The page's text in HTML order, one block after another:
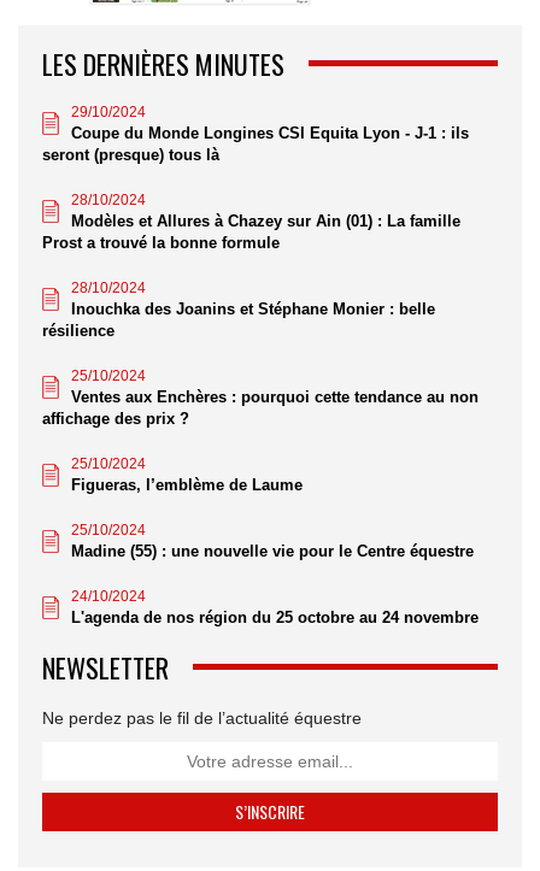
LES DERNIÈRES MINUTES
29/10/2024
Coupe du Monde Longines CSI Equita Lyon - J-1 : ils
seront (presque) tous là
28/10/2024
Modèles et Allures à Chazey sur Ain (01) : La famille
Prost a trouvé la bonne formule
28/10/2024
Inouchka des Joanins et Stéphane Monier : belle
résilience
25/10/2024
Ventes aux Enchères : pourquoi cette tendance au non
affichage des prix ?
25/10/2024
Figueras, l’emblème de Laume
25/10/2024
Madine (55) : une nouvelle vie pour le Centre équestre
24/10/2024
L'agenda de nos région du 25 octobre au 24 novembre
NEWSLETTER
Ne perdez pas le fil de l’actualité équestre